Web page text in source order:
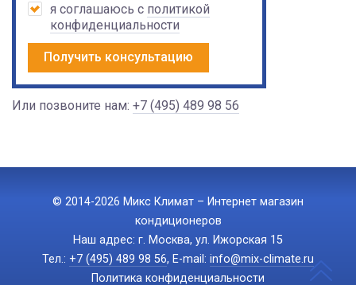
я соглашаюсь с политикой
конфиденциальности
Получить консультацию
Или позвоните нам: +7 (495) 489 98 56
© 2014-2026 Микс Климат – Интернет магазин
кондиционеров
Наш адрес: г. Москва, ул. Ижорская 15
Тел.: +7 (495) 489 98 56, E-mail: info@mix-climate.ru
Политика конфиденциальности